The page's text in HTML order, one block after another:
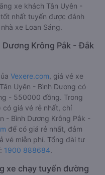
xe khách Tân Uyên -
nhất tuyến được đánh
xe Loan Sáng.
Dương Krông Pắk - Đắk
Vexere.com , giá vé xe
Uyên - Bình Dương có
- 550000 đồng. Trong
có giá vé rẻ nhất, chỉ
- Bình Dương Krông Pắk -
để có giá rẻ nhất, đảm
vé miễn phí. Tổng đài tư
1900 888684.
xe chạy tuyến đường